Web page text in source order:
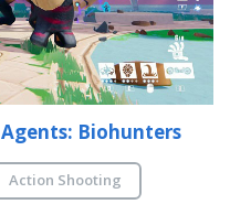
Agents: Biohunters
Action Shooting